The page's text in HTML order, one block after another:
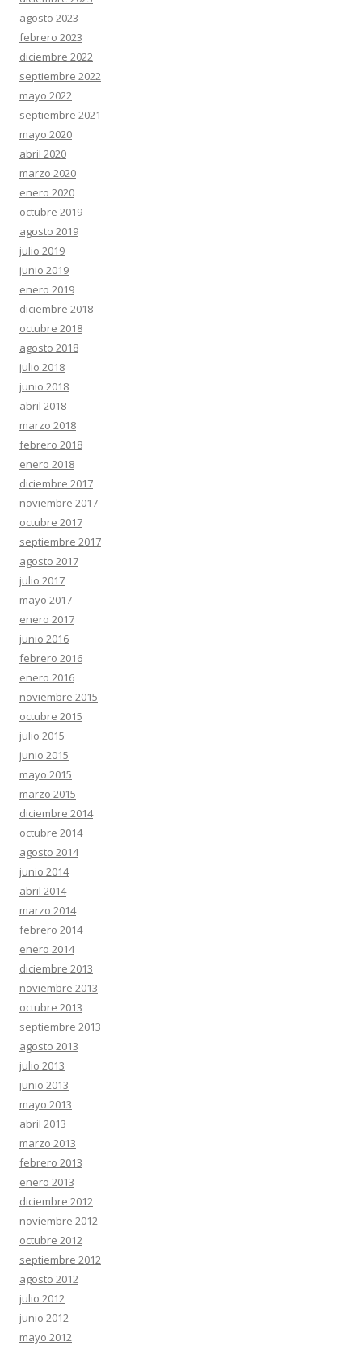
agosto 2023
febrero 2023
diciembre 2022
septiembre 2022
mayo 2022
septiembre 2021
mayo 2020
abril 2020
marzo 2020
enero 2020
octubre 2019
agosto 2019
julio 2019
junio 2019
enero 2019
diciembre 2018
octubre 2018
agosto 2018
julio 2018
junio 2018
abril 2018
marzo 2018
febrero 2018
enero 2018
diciembre 2017
noviembre 2017
octubre 2017
septiembre 2017
agosto 2017
julio 2017
mayo 2017
enero 2017
junio 2016
febrero 2016
enero 2016
noviembre 2015
octubre 2015
julio 2015
junio 2015
mayo 2015
marzo 2015
diciembre 2014
octubre 2014
agosto 2014
junio 2014
abril 2014
marzo 2014
febrero 2014
enero 2014
diciembre 2013
noviembre 2013
octubre 2013
septiembre 2013
agosto 2013
julio 2013
junio 2013
mayo 2013
abril 2013
marzo 2013
febrero 2013
enero 2013
diciembre 2012
noviembre 2012
octubre 2012
septiembre 2012
agosto 2012
julio 2012
junio 2012
mayo 2012